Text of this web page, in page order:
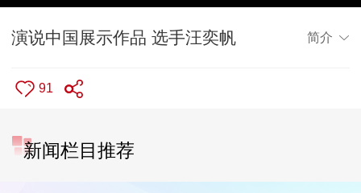
演说中国展示作品 选手汪奕帆 简介
91
新闻栏目推荐